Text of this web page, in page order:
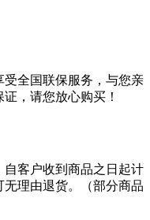
全国联保服务，与您亲
，请您放心购买！
客户收到商品之日起计
理由退货。（部分商品